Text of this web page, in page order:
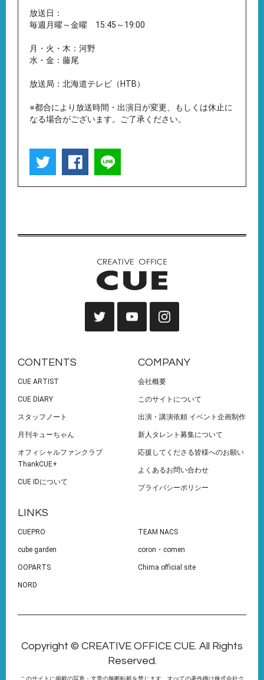
放送日：
毎週月曜～金曜 15:45～19:00
月・火・木：河野
水・金：藤尾
放送局：北海道テレビ（HTB）
※都合により放送時間・出演日が変更、もしくは休止に
なる場合がございます。ご了承ください。
CONTENTS
CUE ARTIST
CUE DIARY
スタッフノート
月刊キューちゃん
オフィシャルファンクラブ
ThankCUE+
CUE IDについて
COMPANY
会社概要
このサイトについて
出演・講演依頼 イベント企画制作
新人タレント募集について
応援してくださる皆様へのお願い
よくあるお問い合わせ
プライバシーポリシー
LINKS
CUEPRO TEAM NACS
cube garden coron・comen
OOPARTS Chima official site
NORD
Copyright © CREATIVE OFFICE CUE. All Rights
Reserved.
このサイトに掲載の写真・文章の無断転載を禁じます。すべての著作権は株式会社ク